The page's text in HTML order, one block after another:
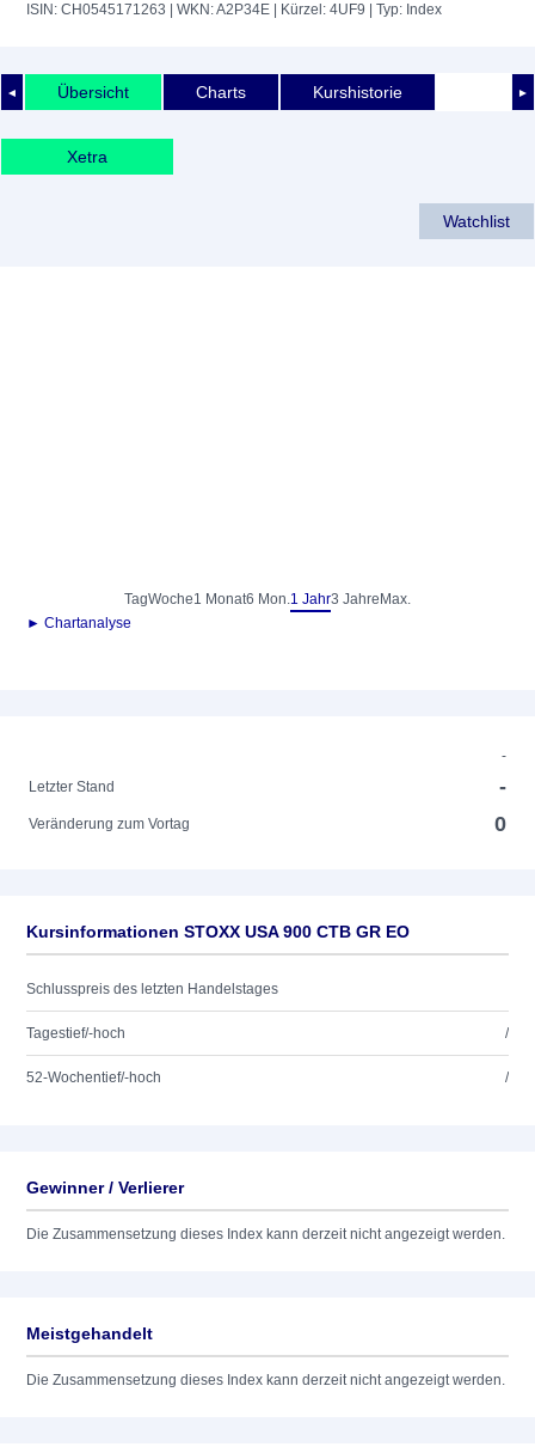
ISIN: CH0545171263 | WKN: A2P34E | Kürzel: 4UF9 | Typ: Index
◄ ►
Übersicht Charts Kurshistorie
Xetra
Watchlist
TagWoche1 Monat6 Mon.1 Jahr3 Jahre Max.
► Chartanalyse
-
Letzter Stand
-
Veränderung zum Vortag 0
Kursinformationen STOXX USA 900 CTB GR EO
Schlusspreis des letzten Handelstages
Tagestief/-hoch /
52-Wochentief/-hoch /
Gewinner / Verlierer
Die Zusammensetzung dieses Index kann derzeit nicht angezeigt werden.
Meistgehandelt
Die Zusammensetzung dieses Index kann derzeit nicht angezeigt werden.